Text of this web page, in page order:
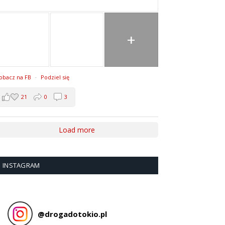
+
na FB · Podziel się
21 0 3
Load more
INSTAGRAM
@drogadotokio.pl